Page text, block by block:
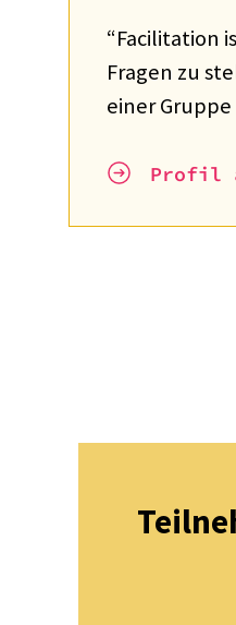
“Faci­li­ta­tion
Fragen zu
einer
Profil